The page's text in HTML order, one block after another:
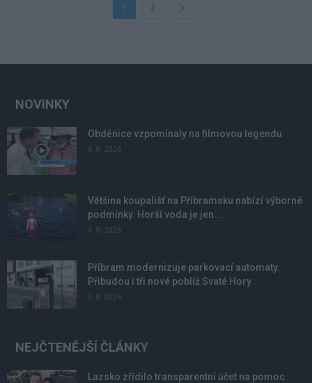
1 2
NOVINKY
Obděnice vzpomínaly na filmovou legendu
6. 8. 2026
Většina koupališť na Příbramsku nabízí výborné
podmínky. Horší voda je jen...
4. 8. 2026
Příbram modernizuje parkovací automaty.
Přibudou i tři nové poblíž Svaté Hory
3. 8. 2026
NEJČTENĚJŠÍ ČLÁNKY
Lazsko zřídilo transparentní účet na pomoc